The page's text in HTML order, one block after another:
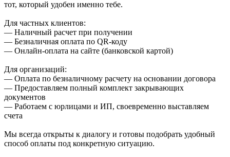
тот, который удобен именно тебе.
Для частных клиентов:
— Наличный расчет при получении
— Безналичная оплата по QR-коду
— Онлайн-оплата на сайте (банковской картой)
Для организаций:
— Оплата по безналичному расчету на основании договора
— Предоставляем полный комплект закрывающих
документов
— Работаем с юрлицами и ИП, своевременно выставляем
счета
Мы всегда открыты к диалогу и готовы подобрать удобный
способ оплаты под конкретную ситуацию.